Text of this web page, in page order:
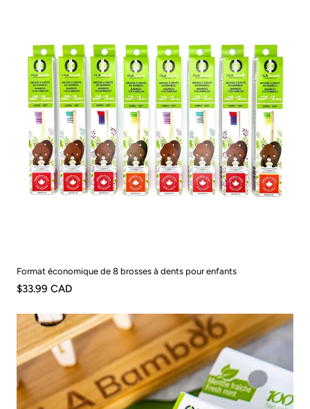
Format économique de 8 brosses à dents pour enfants
$33.99 CAD